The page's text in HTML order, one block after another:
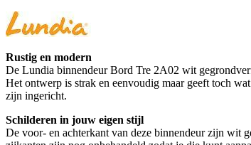
Rustig en modern
De Lundia binnendeur Bord Tre 2A02 wit
Het ontwerp is strak en eenvoudig maar geeft toch
zijn ingericht.
Schilderen in jouw eigen stijl
De voor- en achterkant van deze binnendeur zijn wit